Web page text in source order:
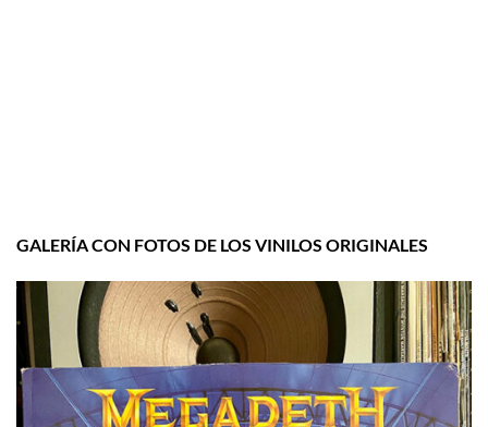
GALERÍA CON FOTOS DE LOS VINILOS ORIGINALES